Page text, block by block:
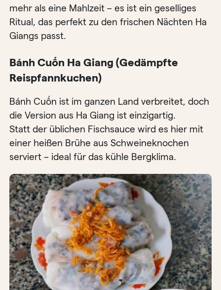
mehr als eine Mahlzeit – es ist ein geselliges
Ritual, das perfekt zu den frischen Nächten Ha
Giangs passt.
Bánh Cuốn Ha Giang (Gedämpfte
Reispfannkuchen)
Bánh Cuốn ist im ganzen Land verbreitet, doch
die Version aus Ha Giang ist einzigartig.
Statt der üblichen Fischsauce wird es hier mit
einer heißen Brühe aus Schweineknochen
serviert – ideal für das kühle Bergklima.